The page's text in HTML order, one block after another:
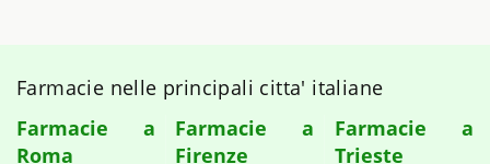
Farmacie nelle principali citta' italiane
Farmacie a
Roma
Farmacie a
Firenze
Farmacie a
Trieste